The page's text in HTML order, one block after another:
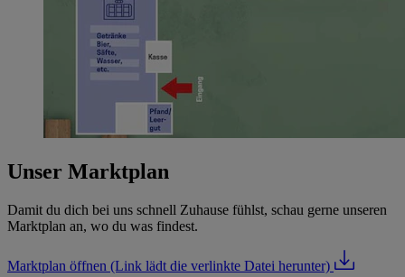
Unser Marktplan
Damit du dich bei uns schnell Zuhause fühlst, schau gerne unseren
Marktplan an, wo du was findest.
Marktplan öffnen (Link lädt die verlinkte Datei herunter)